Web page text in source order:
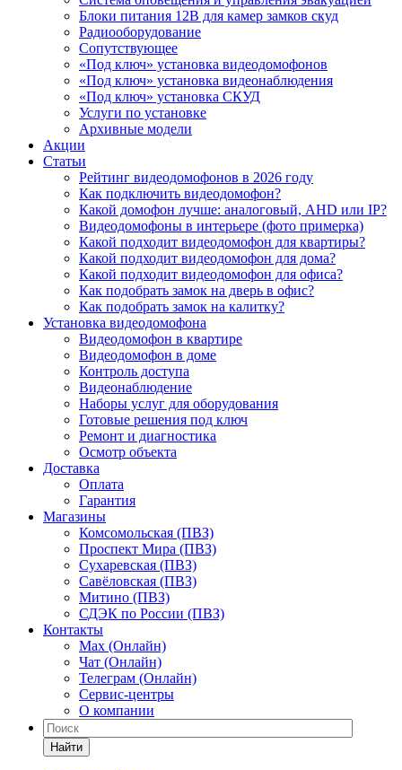
Блоки питания 12В для камер замков скуд
Радиооборудование
Сопутствующее
«Под ключ» установка видеодомофонов
«Под ключ» установка видеонаблюдения
«Под ключ» установка СКУД
Услуги по установке
Архивные модели
Акции
Статьи
Рейтинг видеодомофонов в 2026 году
Как подключить видеодомофон?
Какой домофон лучше: аналоговый, AHD или IP?
Видеодомофоны в интерьере (фото примерка)
Какой подходит видеодомофон для квартиры?
Какой подходит видеодомофон для дома?
Какой подходит видеодомофон для офиса?
Как подобрать замок на дверь в офис?
Как подобрать замок на калитку?
Установка видеодомофона
Видеодомофон в квартире
Видеодомофон в доме
Контроль доступа
Видеонаблюдение
Наборы услуг для оборудования
Готовые решения под ключ
Ремонт и диагностика
Осмотр объекта
Доставка
Оплата
Гарантия
Магазины
Комсомольская (ПВЗ)
Проспект Мира (ПВЗ)
Сухаревская (ПВЗ)
Савёловская (ПВЗ)
Митино (ПВЗ)
СДЭК по России (ПВЗ)
Контакты
Max (Онлайн)
Чат (Онлайн)
Телеграм (Онлайн)
Сервис-центры
О компании
Найти